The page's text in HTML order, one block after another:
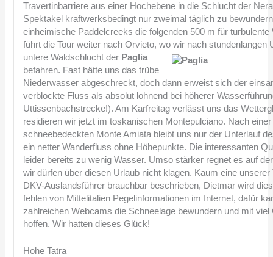
Travertinbarriere aus einer Hochebene in die Schlucht der
Spektakel kraftwerksbedingt nur zweimal täglich zu
einheimische Paddelcreeks die folgenden 500 m für
führt die Tour weiter nach Orvieto, wo wir nach stundenlangen
untere Waldschlucht der Paglia
befahren. Fast hätte uns das trübe
Niederwasser abgeschreckt, doch dann erweist sich der
verblockte Fluss als absolut lohnend bei höherer
Uttissenbachstrecke!). Am Karfreitag verlässt uns das
residieren wir jetzt im toskanischen Montepulciano. Nach
schneebedeckten Monte Amiata bleibt uns nur der Unterlauf
ein netter Wanderfluss ohne Höhepunkte. Die interessanten
leider bereits zu wenig Wasser. Umso stärker regnet es auf
wir dürfen über diesen Urlaub nicht klagen. Kaum eine unserer
DKV-Auslandsführer brauchbar beschrieben, Dietmar wird
fehlen von Mittelitalien Pegelinformationen im Internet, dafür
zahlreichen Webcams die Schneelage bewundern und mit viel
hoffen. Wir hatten dieses Glück!
Hohe Tatra